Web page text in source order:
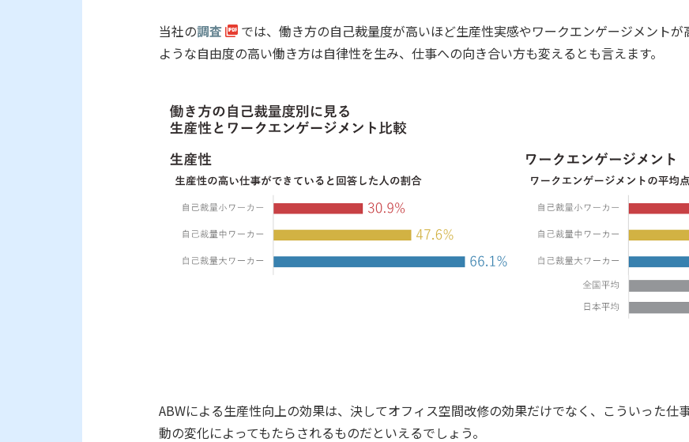
当社の調査
では、働き方の自己裁量度が高いほど生産性実感やワークエンゲージメント
ような自由度の高い働き方は自律性を生み、仕事への向き合い方も変えるとも言えます。
ABWによる生産性向上の効果は、決してオフィス空間改修の効果だけでなく、こういった仕
動の変化によってもたらされるものだといえるでしょう。